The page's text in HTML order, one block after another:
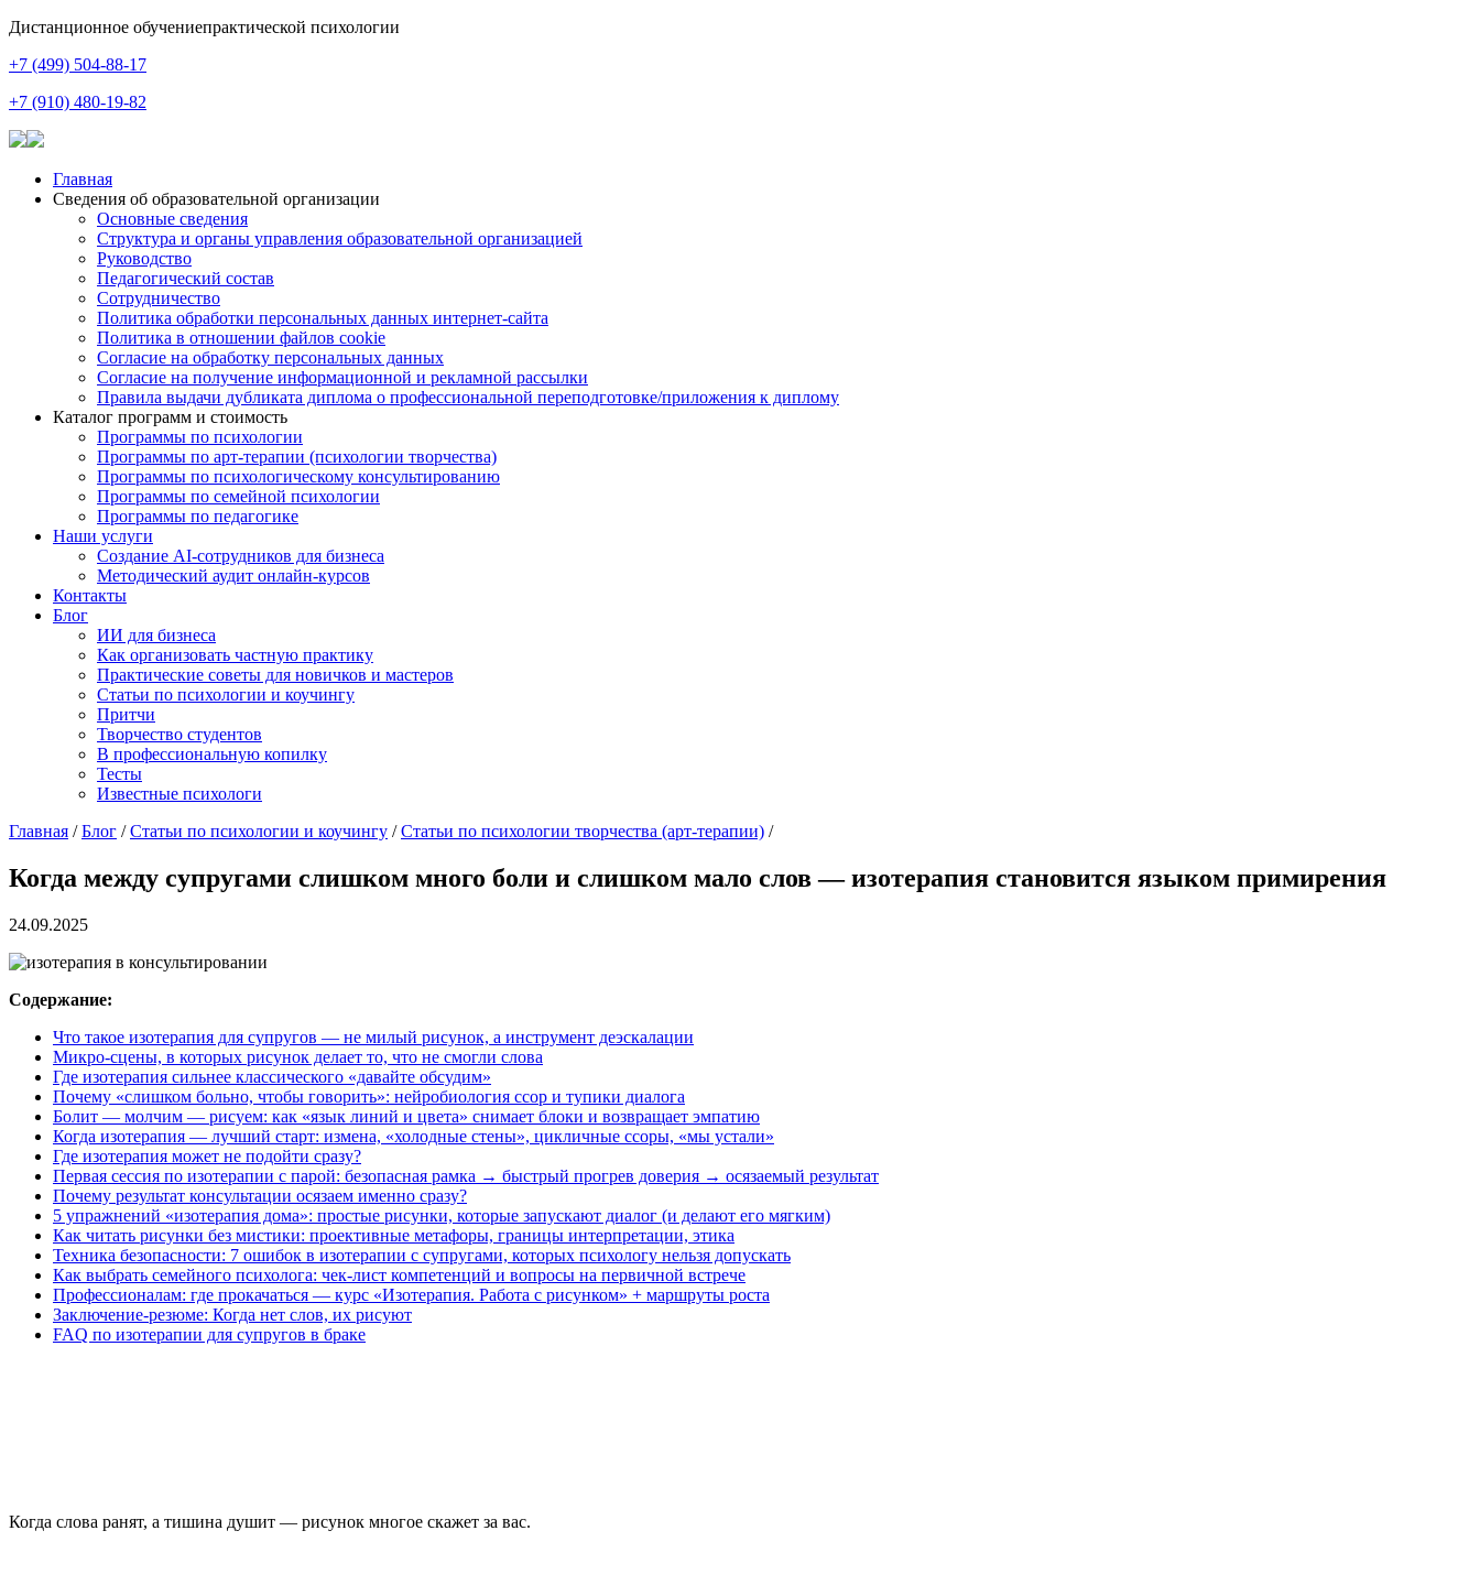
Дистанционное обучениепрактической психологии
+7 (499) 504-88-17
+7 (910) 480-19-82
Главная
Сведения об образовательной организации
Основные сведения
Структура и органы управления образовательной организацией
Руководство
Педагогический состав
Сотрудничество
Политика обработки персональных данных интернет-сайта
Политика в отношении файлов cookie
Согласие на обработку персональных данных
Согласие на получение информационной и рекламной рассылки
Правила выдачи дубликата диплома о профессиональной переподготовке/приложения к диплому
Каталог программ и стоимость
Программы по психологии
Программы по арт-терапии (психологии творчества)
Программы по психологическому консультированию
Программы по семейной психологии
Программы по педагогике
Наши услуги
Создание AI-сотрудников для бизнеса
Методический аудит онлайн-курсов
Контакты
Блог
ИИ для бизнеса
Как организовать частную практику
Практические советы для новичков и мастеров
Статьи по психологии и коучингу
Притчи
Творчество студентов
В профессиональную копилку
Тесты
Известные психологи
Главная /Блог /Статьи по психологии и коучингу /Статьи по психологии творчества (арт-терапии) /
Когда между супругами слишком много боли и слишком мало слов — изотерапия становится языком примирения
24.09.2025
Содержание:
Что такое изотерапия для супругов — не милый рисунок, а инструмент деэскалации
Микро-сцены, в которых рисунок делает то, что не смогли слова
Где изотерапия сильнее классического «давайте обсудим»
Почему «слишком больно, чтобы говорить»: нейробиология ссор и тупики диалога
Болит — молчим — рисуем: как «язык линий и цвета» снимает блоки и возвращает эмпатию
Когда изотерапия — лучший старт: измена, «холодные стены», цикличные ссоры, «мы устали»
Где изотерапия может не подойти сразу?
Первая сессия по изотерапии с парой: безопасная рамка → быстрый прогрев доверия → осязаемый результат
Почему результат консультации осязаем именно сразу?
5 упражнений «изотерапия дома»: простые рисунки, которые запускают диалог (и делают его мягким)
Как читать рисунки без мистики: проективные метафоры, границы интерпретации, этика
Техника безопасности: 7 ошибок в изотерапии с супругами, которых психологу нельзя допускать
Как выбрать семейного психолога: чек-лист компетенций и вопросы на первичной встрече
Профессионалам: где прокачаться — курс «Изотерапия. Работа с рисунком» + маршруты роста
Заключение-резюме: Когда нет слов, их рисуют
FAQ по изотерапии для супругов в браке
Когда слова ранят, а тишина душит — рисунок многое скажет за вас.